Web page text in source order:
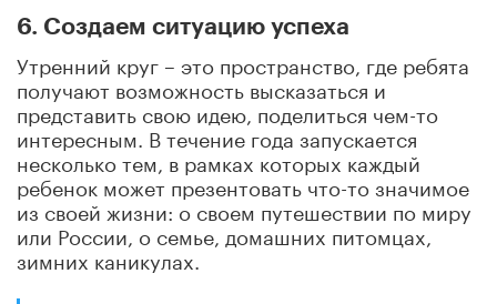
6. Создаем ситуацию успеха
Утренний круг – это пространство, где ребята
получают возможность высказаться и
представить свою идею, поделиться чем-то
интересным. В течение года запускается
несколько тем, в рамках которых каждый
ребенок может презентовать что-то значимое
из своей жизни: о своем путешествии по миру
или России, о семье, домашних питомцах,
зимних каникулах.